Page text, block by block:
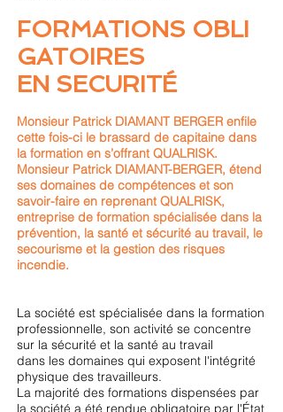
FORMATIONS OBLI
GATOIRES
EN SECURITÉ
Monsieur Patrick DIAMANT BERGER enfile
cette fois-ci le brassard de capitaine dans
la formation en s’offrant QUALRISK.
Monsieur Patrick DIAMANT-BERGER, étend
ses domaines de compétences et son
savoir-faire en reprenant QUALRISK,
entreprise de formation spécialisée dans la
prévention, la santé et sécurité au travail, le
secourisme et la gestion des risques
incendie.
La société est spécialisée dans la formation
professionnelle, son activité se concentre
sur la sécurité et la santé au travail
dans les domaines qui exposent l'intégrité
physique des travailleurs.
La majorité des formations dispensées par
la société a été rendue obligatoire par l'État